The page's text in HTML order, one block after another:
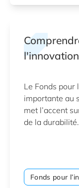
l'innovation
Le Fonds pour
importante au
met l’accent
de la durabilité.
Fonds pour